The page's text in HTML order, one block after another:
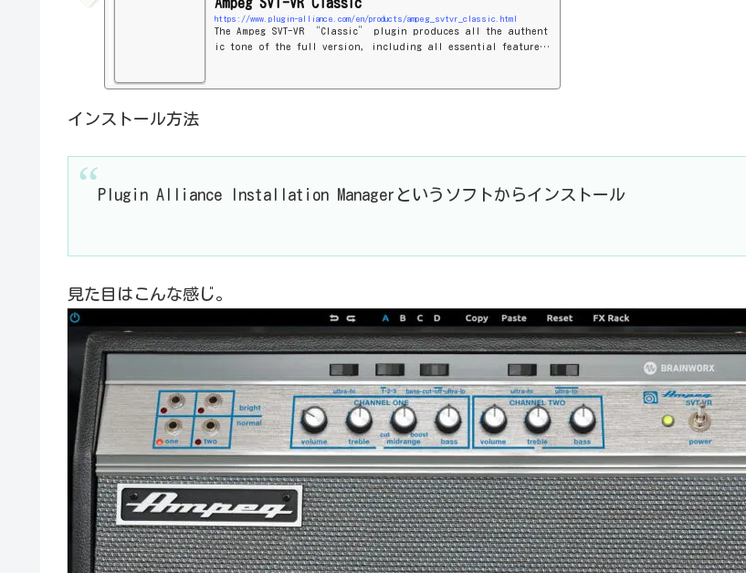
https://www.plugin-alliance.com/en/products/ampeg_svtvr_classic.html
The Ampeg SVT-VR “Classic” plugin produces all the authent
ic tone of the full version, including all essential features
インストール方法
Plugin Alliance Installation Managerというソフトからインストール
見た目はこんな感じ。